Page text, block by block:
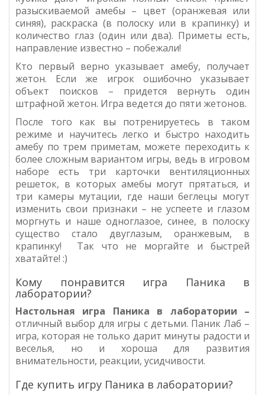
разыскиваемой амебы – цвет (оранжевая или
синяя), раскраска (в полоску или в крапинку) и
количество глаз (один или два). Приметы есть,
направление известно – побежали!
Кто первый верно указывает амебу, получает
жетон. Если же игрок ошибочно указывает
объект поисков – придется вернуть один
штрафной жетон. Игра ведется до пяти жетонов.
После того как вы потренируетесь в таком
режиме и научитесь легко и быстро находить
амебу по трем приметам, можете переходить к
более сложным вариантом игры, ведь в игровом
наборе есть три карточки вентиляционных
решеток, в которых амебы могут прятаться, и
три камеры мутации, где наши беглецы могут
изменить свои признаки – не успеете и глазом
моргнуть и наше одноглазое, синее, в полоску
существо стало двуглазым, оранжевым, в
крапинку! Так что не моргайте и быстрей
хватайте! :)
Кому понравится игра Паника в
лаборатории?
Настольная игра Паника в лаборатории –
отличный выбор для игры с детьми. Паник Лаб –
игра, которая не только дарит минуты радости и
веселья, но и хороша для развития
внимательности, реакции, усидчивости.
Где купить игру Паника в лаборатории?